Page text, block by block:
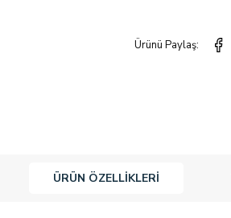
Ürünü Paylaş:
ÜRÜN ÖZELLIKLERI